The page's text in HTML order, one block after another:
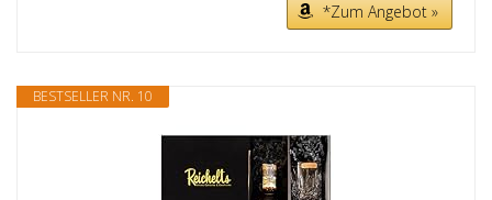
*Zum Angebot »
BESTSELLER NR. 10